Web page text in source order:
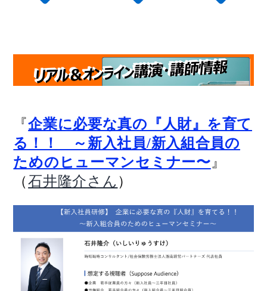
『企業に必要な真の『人財』を育て
る！！ ～新入社員/新入組合員の
ためのヒューマンセミナー〜』
（石井隆介さん ）